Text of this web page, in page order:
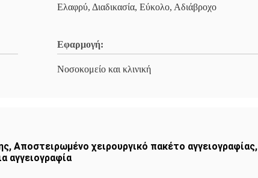
Ελαφρύ, Διαδικασία, Εύκολο, Αδιάβροχο
Εφαρμογή:
Νοσοκομείο και κλινική
, Αποστειρωμένο χειρουργικό πακέτο αγγειογραφίας,
αγγειογραφία